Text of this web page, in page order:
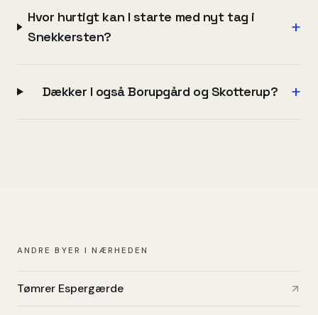
Hvor hurtigt kan I starte med nyt tag i
Snekkersten?
+
Dækker I også Borupgård og Skotterup? +
ANDRE BYER I NÆRHEDEN
Tømrer Espergærde